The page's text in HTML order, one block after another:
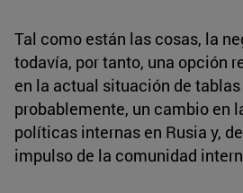
Tal como están las cosas, la
todavía, por tanto, una opción
en la actual situación de
probablemente, un cambio en
políticas internas en Rusia y,
impulso de la comunidad